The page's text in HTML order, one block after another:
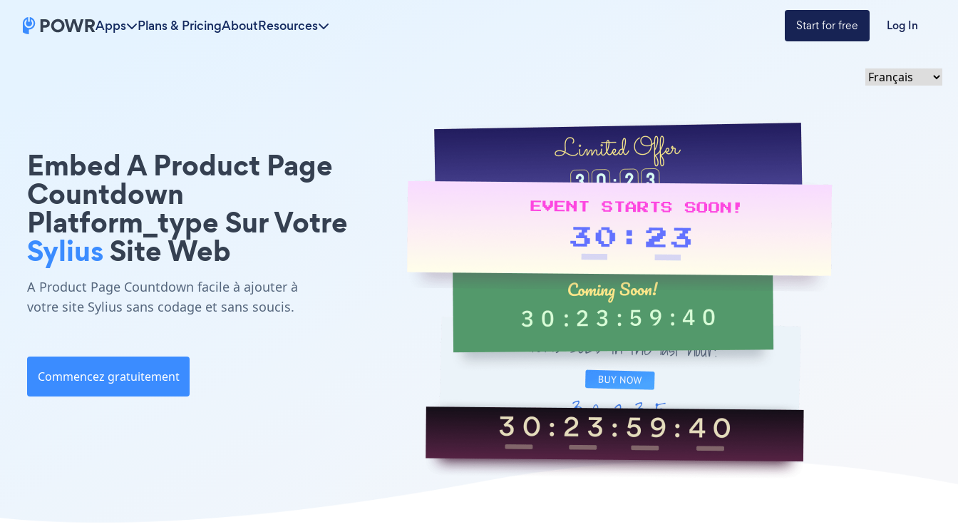
Apps Plans & PricingAboutResources Start for free Log In
Embed A Product Page
Countdown
Platform_type Sur Votre
SyliusSite Web
A Product Page Countdown facile à ajouter à
votre site Sylius sans codage et sans soucis.
Commencez gratuitement